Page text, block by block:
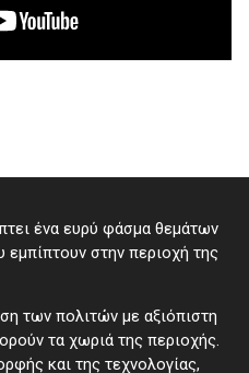
ένα ευρύ φάσμα θεμάτων
εμπίπτουν στην περιοχή της
των πολιτών με αξιόπιστη
τα χωριά της περιοχής.
και της τεχνολογίας,